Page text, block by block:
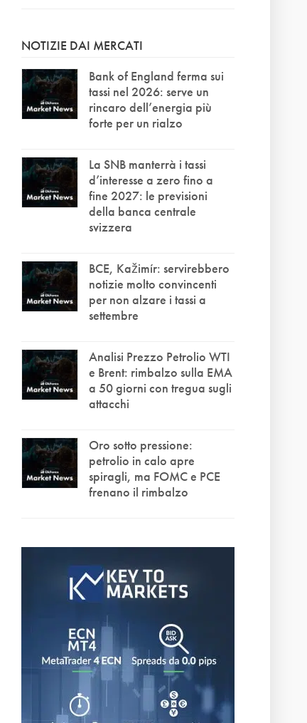
NOTIZIE DAI MERCATI
Bank of England ferma sui
tassi nel 2026: serve un
rincaro dell’energia più
forte per un rialzo
La SNB manterrà i tassi
d’interesse a zero fino a
fine 2027: le previsioni
della banca centrale
svizzera
BCE, Kažimír: servirebbero
notizie molto convincenti
per non alzare i tassi a
settembre
Analisi Prezzo Petrolio WTI
e Brent: rimbalzo sulla EMA
a 50 giorni con tregua sugli
attacchi
Oro sotto pressione:
petrolio in calo apre
spiragli, ma FOMC e PCE
frenano il rimbalzo